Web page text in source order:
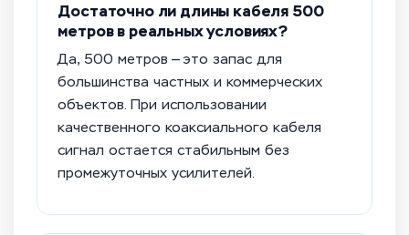
Достаточно ли длины кабеля 500
метров в реальных условиях?
Да, 500 метров — это запас для
большинства частных и коммерческих
объектов. При использовании
качественного коаксиального кабеля
сигнал остается стабильным без
промежуточных усилителей.